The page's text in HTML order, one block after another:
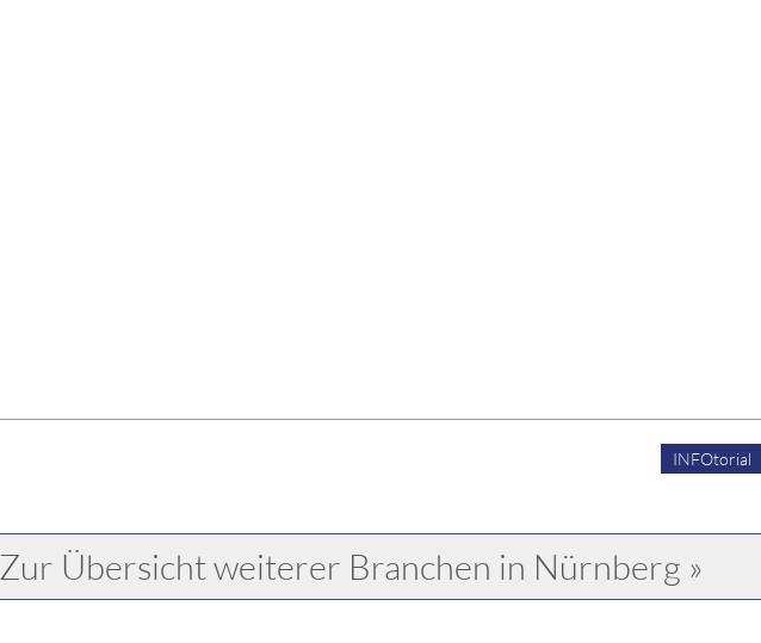
INFOtorial
Zur Übersicht weiterer Branchen in Nürnberg »